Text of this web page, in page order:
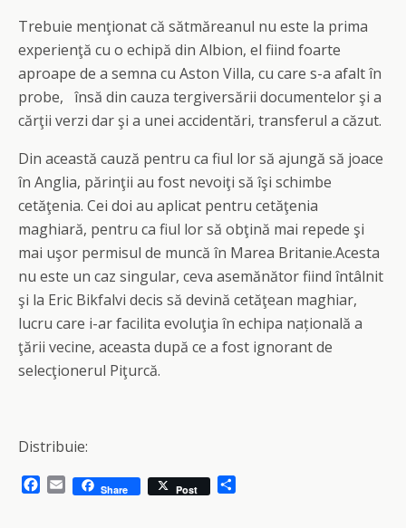
Trebuie menţionat că sătmăreanul nu este la prima
experienţă cu o echipă din Albion, el fiind foarte
aproape de a semna cu Aston Villa, cu care s-a afalt în
probe, însă din cauza tergiversării documentelor şi a
cărţii verzi dar şi a unei accidentări, transferul a căzut.
Din această cauză pentru ca fiul lor să ajungă să joace
în Anglia, părinţii au fost nevoiţi să îşi schimbe
cetăţenia. Cei doi au aplicat pentru cetăţenia
maghiară, pentru ca fiul lor să obţină mai repede şi
mai uşor permisul de muncă în Marea Britanie.Acesta
nu este un caz singular, ceva asemănător fiind întâlnit
şi la Eric Bikfalvi decis să devină cetăţean maghiar,
lucru care i-ar facilita evoluţia în echipa națională a
ţării vecine, aceasta după ce a fost ignorant de
selecţionerul Piţurcă.
Distribuie:
E
Share Post